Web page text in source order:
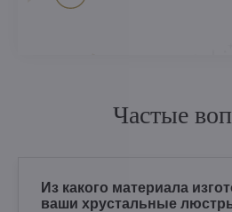
Частые
Из какого материала
ваши хрустальные